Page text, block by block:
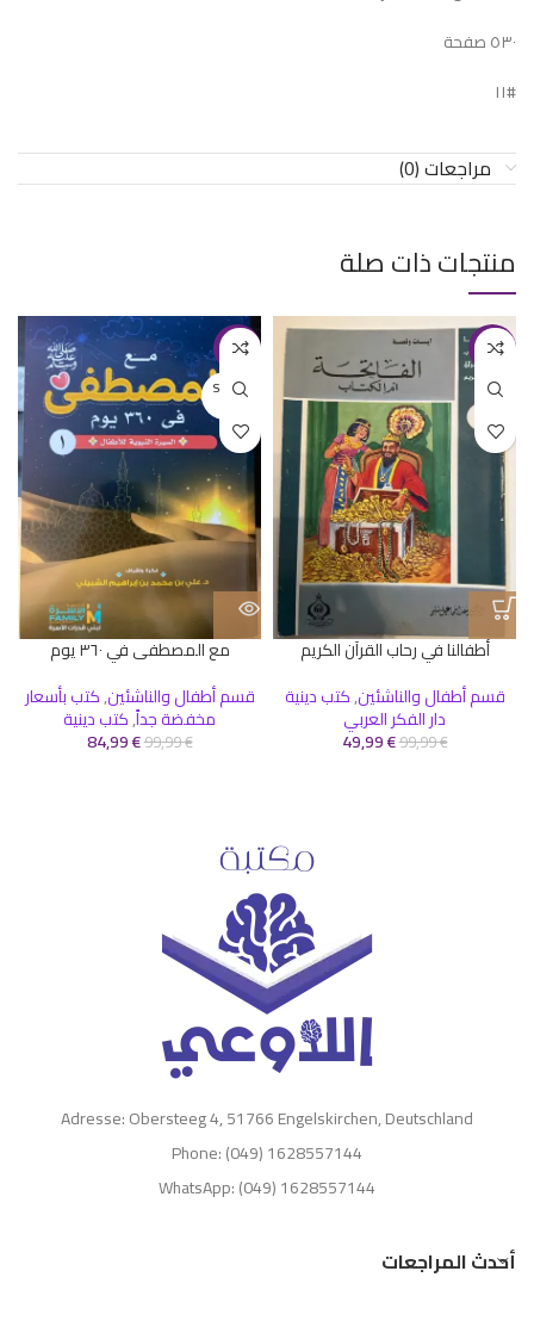
٥٣٠ صفحة
#١١
مراجعات (0)
منتجات ذات صلة
-50%
أطفالنا في رحاب القرآن الكريم
قسم أطفال والناشئين,كتب دينية
دار الفكر العربي
99,99€
49,99€
-15%
SOLD O
UT
مع المصطفى في ٣٦٠ يوم
قسم أطفال والناشئين,كتب بأسعار
مخفضة جداً,كتب دينية
99,99€
84,99€
Adresse: Obersteeg 4, 51766 Engelskirchen, Deutschland
Phone: (049) 1628557144
WhatsApp: (049) 1628557144
أحدث المراجعات